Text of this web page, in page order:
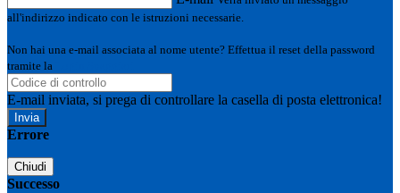
all'indirizzo indicato con le istruzioni necessarie.
Non hai una e-mail associata al nome utente? Effettua il reset della password
tramite la
E-mail inviata, si prega di controllare la casella di posta elettronica!
Errore
Chiudi
Successo